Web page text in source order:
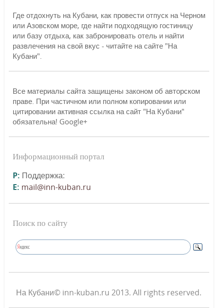
Где отдохнуть на Кубани, как провести отпуск на Черном
или Азовском море, где найти подходящую гостиницу
или базу отдыха, как забронировать отель и найти
развлечения на свой вкус - читайте на сайте "На
Кубани".
Все материалы сайта защищены законом об авторском
праве. При частичном или полном копировании или
цитировании активная ссылка на сайт "На Кубани"
обязательна! Google+
Информационный портал
P: Поддержка:
E: mail@inn-kuban.ru
Поиск по сайту
На Кубани© inn-kuban.ru 2013. All rights reserved.